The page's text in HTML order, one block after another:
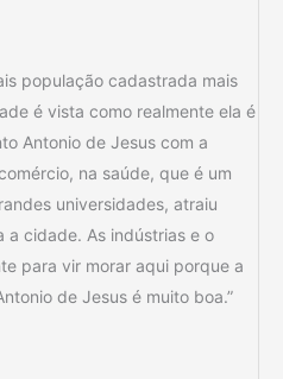
população cadastrada mais
é vista como realmente ela é
Antonio de Jesus com a
na saúde, que é um
universidades, atraiu
a cidade. As indústrias e o
para vir morar aqui porque a
de Jesus é muito boa.”